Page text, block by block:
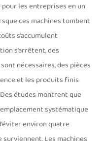
les entreprises en un
ces machines tombent
s’accumulent
s’arrêtent, des
nécessaires, des pièces
et les produits finis
études montrent que
systématique
environ quatre